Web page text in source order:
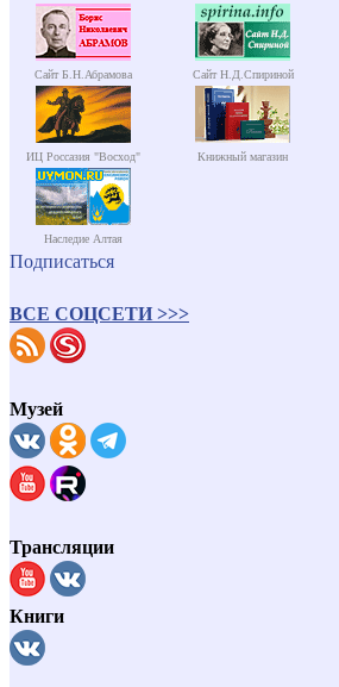
Сайт Б.Н.Абрамова Сайт Н.Д.Спириной
ИЦ Россазия "Восход" Книжный магазин
Наследие Алтая
Подписаться
ВСЕ СОЦСЕТИ >>>
Музей
Трансляции
Книги